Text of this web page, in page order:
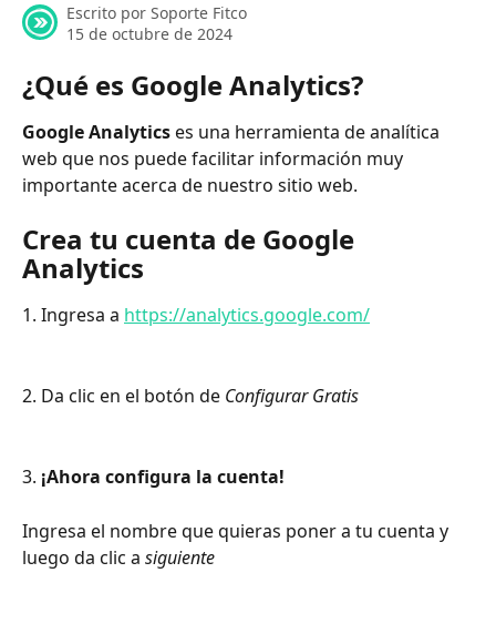
Escrito por Soporte Fitco
15 de octubre de 2024
¿Qué es Google Analytics?
Google Analytics es una herramienta de analítica
web que nos puede facilitar información muy
importante acerca de nuestro sitio web.
Crea tu cuenta de Google
Analytics
1. Ingresa a https://analytics.google.com/
2. Da clic en el botón de Configurar Gratis
3. ¡Ahora configura la cuenta!
Ingresa el nombre que quieras poner a tu cuenta y
luego da clic a siguiente